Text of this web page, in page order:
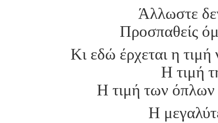
Άλλωστε
Προσπαθείς
Κι εδώ έρχεται η
Η τιμή
Η τιμή των
Η